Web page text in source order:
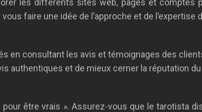
les différents sites web, pages et
faire une idée de l’approche et de l’expertise
en consultant les avis et témoignages des
authentiques et de mieux cerner la réputation
être vrais ». Assurez-vous que le tarotista